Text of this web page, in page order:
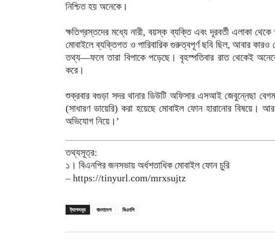
নিশ্চিত হয় অনেকে।
ক্ষতিগ্রস্তদের মধ্যে নারী, বয়স্ক ব্যক্তি এবং দূরবর্তী এলাকা
মোবাইলে ব্যক্তিগত ও পারিবারিক গুরুত্বপূর্ণ ছবি ছিল, আবার কারও
তথ্য—ফলে তারা বিপাকে পড়েছে। বৃহস্পতিবার রাত থেকেই
করে।
শুক্রবার বগুড়া সদর থানার ডিউটি অফিসার এসআই জেবুন্নেছা বেগম
(সাধারণ ডায়েরি) করা হয়েছে মোবাইল ফোন হারানোর
অভিযোগ নিয়ে।’
তথ্যসূত্র:
১। বিএনপির জনসভায় অর্ধশতাধিক মোবাইল ফোন চুরি
– https://tinyurl.com/mrxsujtz
ট্যাগসমূহ বাংলাদেশ বিএনপি